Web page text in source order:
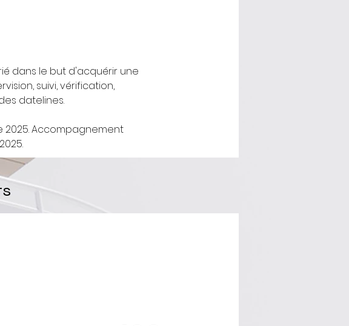
dans le but d'acquérir une
suivi, vérification,
datelines.
2025. Accompagnement